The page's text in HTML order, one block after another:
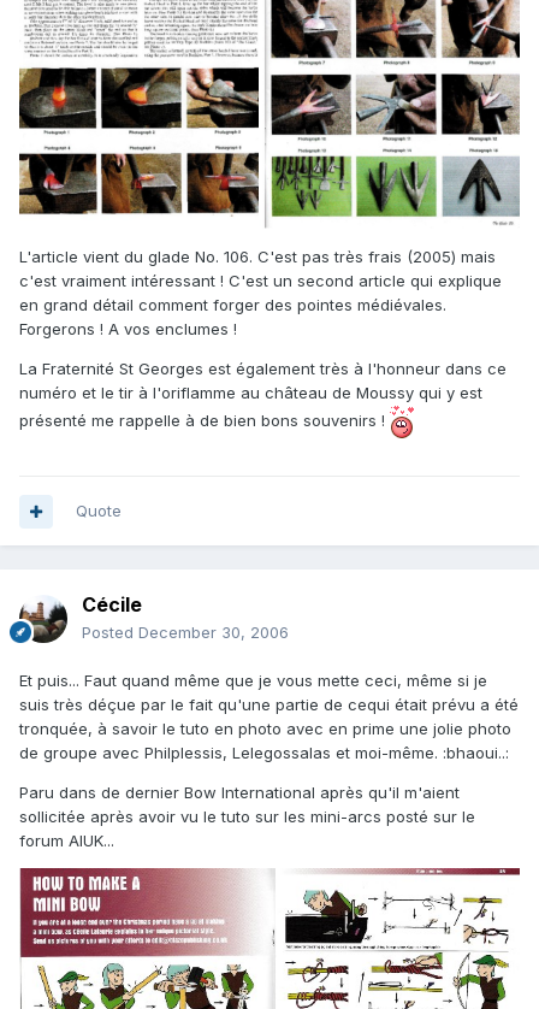
L'article vient du glade No. 106. C'est pas très frais (2005) mais
c'est vraiment intéressant ! C'est un second article qui explique
en grand détail comment forger des pointes médiévales.
Forgerons ! A vos enclumes !
La Fraternité St Georges est également très à l'honneur dans ce
numéro et le tir à l'oriflamme au château de Moussy qui y est
présenté me rappelle à de bien bons souvenirs !
Quote
Cécile
Posted December 30, 2006
Et puis... Faut quand même que je vous mette ceci, même si je
suis très déçue par le fait qu'une partie de cequi était prévu a été
tronquée, à savoir le tuto en photo avec en prime une jolie photo
de groupe avec Philplessis, Lelegossalas et moi-même. :bhaoui..:
Paru dans de dernier Bow International après qu'il m'aient
sollicitée après avoir vu le tuto sur les mini-arcs posté sur le
forum AIUK...